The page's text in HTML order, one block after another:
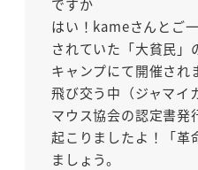
ですか
はい！kameさんとご
されていた「大貧民」
キャンプにて開催され
飛び交う中（ジャマイ
マウス協会の認定書
起こりましたよ！「革
ましょう。